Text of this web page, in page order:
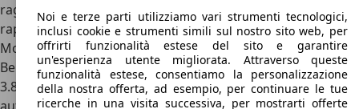
raggiungibile. Migliorato, di conseguenza, il già ottimo
rapporto
Motori McLaren MP4-12C
Benzina
3.8, V8 8 cilindri sovralimentato biturbo, 600 CV, cambio
Noi e terze parti utilizziamo vari strumenti tecnologici,
inclusi cookie e strumenti simili sul nostro sito web, per
offrirti funzionalità estese del sito e garantire
un'esperienza utente migliorata. Attraverso queste
funzionalità estese, consentiamo la personalizzazione
della nostra offerta, ad esempio, per continuare le tue
ricerche in una visita successiva, per mostrarti offerte